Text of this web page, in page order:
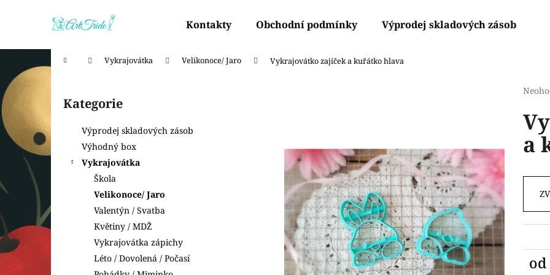
Kontakty Obchodní podmínky Výprodej skladových zásob
Domů Vykrajovátka Velikonoce/ Jaro Vykrajovátko zajíček a kuřátko hlava
t
r
a
í
p
Přeskočit
kategorie
Kategorie
Výprodej skladových zásob
Výhodný box
Vykrajovátka
Škola
Velikonoce/ Jaro
Valentýn / Svatba
Květiny / MDŽ
Vykrajovátka zápichy
Léto / Dovolená / Počasí
je
z
a
od
í
Zpět
do
obchodu
Zpět
do
obchodu
Co potřebujete najít?
Doporučujeme